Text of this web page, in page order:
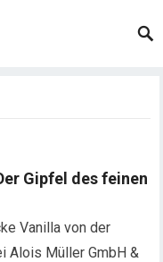
Gipfel des feinen
Vanilla von der
Alois Müller GmbH &